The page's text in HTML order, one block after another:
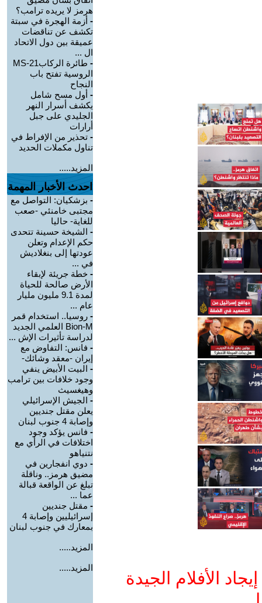
الأفلام الجيدة
هرمز لا يريده ترامب؟
- أزمة الهجرة في سبتة
تكشف عن تناقضات
عميقة بين دول الاتحاد
ال ...
-
طائرة الركابMS-21
الروسية تفتح باب
النجاح
- أول مسح شامل
يكشف أسرار النهر
الجليدي على جبل
أرارات
- تحذير من الإفراط في
تناول مكملات الحديد
المزيد.....
احدث الأخبار المهمة
- بزشكيان: التواصل مع
مجتبى خامنئي -صعب
للغاية- حاليا
- الشيخة حسينة تتحدى
حكم الإعدام وتعلن
عودتها إلى بنغلاديش
في ...
- خطة جريئة لإبقاء
الأرض صالحة للحياة
لمدة 9.1 مليون مليار
عام ...
- روسيا.. استخدام قمر
Bion-M العلمي الجديد
لدراسة تأثيرات الإش ...
- فانس: التفاوض مع
إيران -معقد وشائك-
- البيت الأبيض ينفي
وجود خلافات بين ترامب
وهيغسيث
- الجيش الإسرائيلي
يعلن مقتل جنديين
وإصابة 4 جنوب لبنان
- فانس يؤكد وجود
اختلافات في الرأي مع
نتنياهو
- دوي انفجارين في
مضيق هرمز.. وناقلة
تبلغ عن الواقعة قبالة
عما ...
- مقتل جنديين
إسرائيليين وإصابة 4
بمعارك في جنوب لبنان
المزيد.....
المزيد.....